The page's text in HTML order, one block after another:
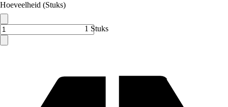
Hoeveelheid (Stuks)
1 Stuks